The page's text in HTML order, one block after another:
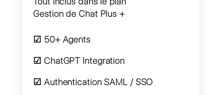
ENTERPRISE
Custom
Construit autour de vos besoins